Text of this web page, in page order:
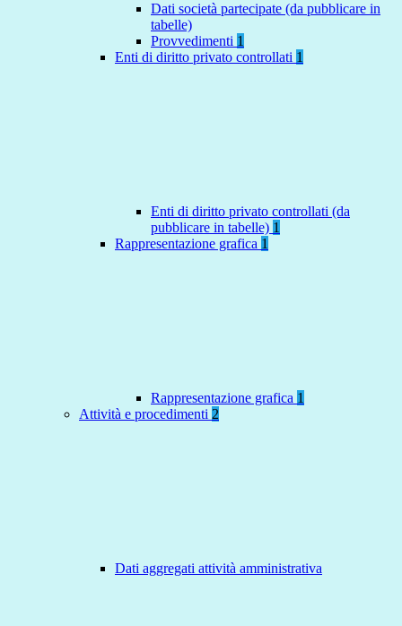
Dati società partecipate (da pubblicare in
tabelle)
Provvedimenti 1
Enti di diritto privato controllati 1
Enti di diritto privato controllati (da
pubblicare in tabelle) 1
Rappresentazione grafica 1
Rappresentazione grafica 1
Attività e procedimenti 2
Dati aggregati attività amministrativa